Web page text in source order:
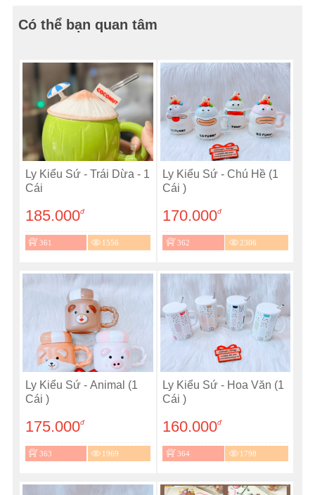
Có thể bạn quan tâm
Ly Kiểu Sứ - Trái Dừa - 1
Cái
185.000đ
361 1556
Ly Kiểu Sứ - Chú Hề (1
Cái )
170.000đ
362 2306
Ly Kiểu Sứ - Animal (1
Cái )
175.000đ
363 1969
Ly Kiểu Sứ - Hoa Văn (1
Cái )
160.000đ
364 1798